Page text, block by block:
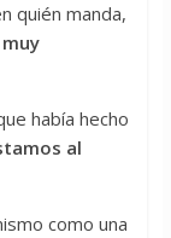
quién manda,
había hecho
al
como una